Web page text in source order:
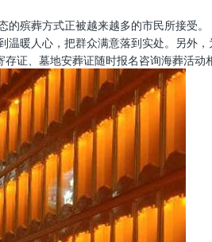
殡葬方式正被越来越多的市民所接受。
暖人心，把群众满意落到实处。另外
证、墓地安葬证随时报名咨询海葬活动